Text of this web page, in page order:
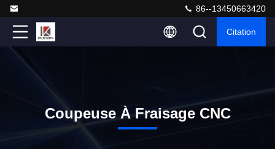
86--13450663420
Citation
Coupeuse À Fraisage CNC